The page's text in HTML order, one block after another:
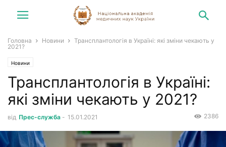
Головна Новини
Трансплантологія в Україні: які зміни чекають у
2021?
Новини
Трансплантологія в Україні:
які зміни чекають у 2021?
від Прес-служба - 15.01.2021 2386